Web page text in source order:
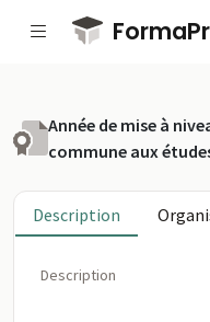
Passer au contenu principal
Année de mise à
commune aux
Description
Description